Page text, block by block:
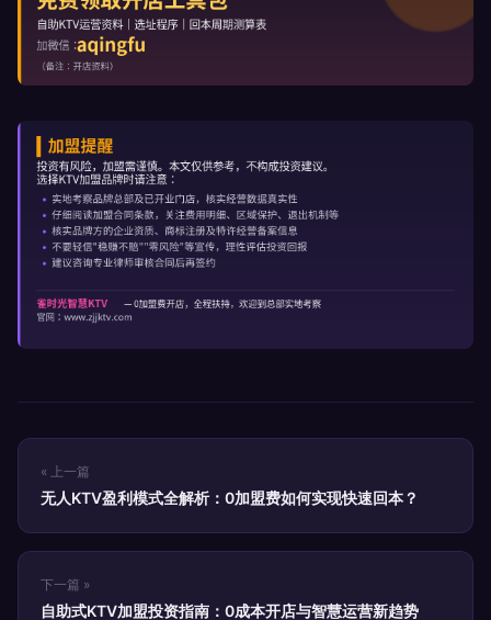
« 上一篇
无人KTV盈利模式全解析：0加盟费如何实现快速回本？
下一篇 »
自助式KTV加盟投资指南：0成本开店与智慧运营新趋势